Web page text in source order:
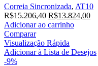
Correia Sincronizada, AT10
R$15.206,40 O
preço
era:
R$15.206,40.
R$13.824,00O
Adicionar ao carrinho
Comparar
Visualização Rápida
Adicionar à Lista de Desejos
-9%